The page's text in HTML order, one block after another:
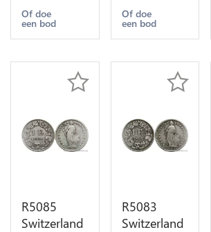
Berne Silver
-> Make
Of doe
een bod
Berne Silver
-> Make
Of doe
een bod
R5085
Switzerland
R5083
Switzerland